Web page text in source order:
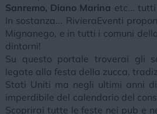
Sanremo, Diano Marina etc...
In sostanza... RivieraEventi
Mignanego, e in tutti i comuni
dintorni!
Su questo portale troverai gli
legate alla festa della zucca,
Stati Uniti ma negli ultimi anni
imperdibile del calendario del
Scoprirai tutte le feste nei pub e